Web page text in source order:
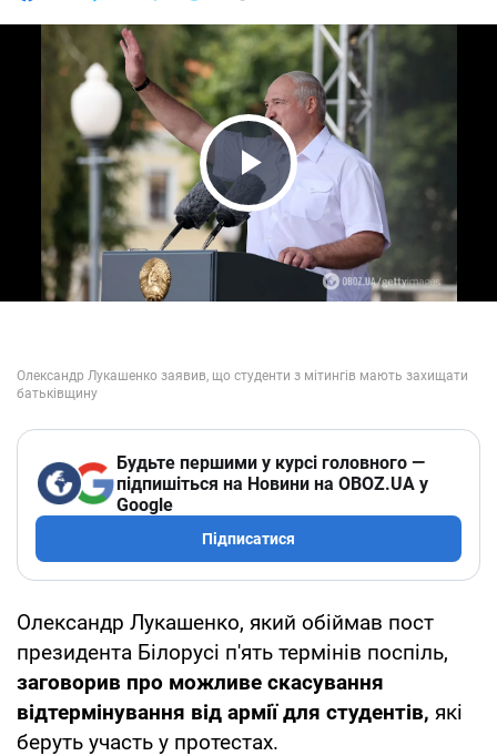
Play Video
Будьте першими у курсі головного —
підпишіться на Новини на OBOZ.UA у
Google
Підписатися
Олександр Лукашенко, який обіймав пост
президента Білорусі п'ять термінів поспіль,
заговорив про можливе скасування
відтермінування від армії для студентів, які
беруть участь у протестах.